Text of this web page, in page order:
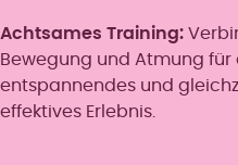
Achtsames Training:
Bewegung und Atmung für
entspannendes und
effektives Erlebnis.